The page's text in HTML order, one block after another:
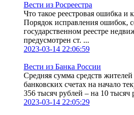
Вести из Росреестра
Что такое реестровая ошибка и
Порядок исправления ошибок,
государственном реестре
предусмотрен ст. ...
2023-03-14 22:06:59
Вести из Банка России
Средняя сумма средств
банковских счетах на начало
356 тысяч рублей – на 10 тысяч
2023-03-14 22:05:29